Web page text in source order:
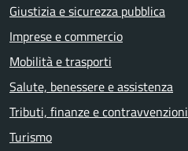
Giustizia e sicurezza pubblica
Imprese e commercio
Mobilità e trasporti
Salute, benessere e assistenza
Tributi, finanze e contravvenzioni
Turismo